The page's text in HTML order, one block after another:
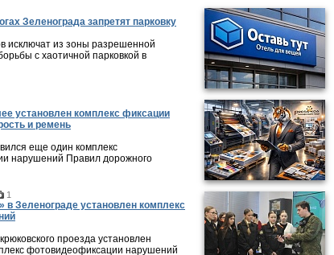
Зеленограда запретят парковку
исключат из зоны разрешенной
с хаотичной парковкой в
установлен комплекс фиксации
и ремень
еще один комплекс
нарушений Правил дорожного
1
в Зеленограде установлен комплекс
проезда установлен
фотовидеофиксации нарушений